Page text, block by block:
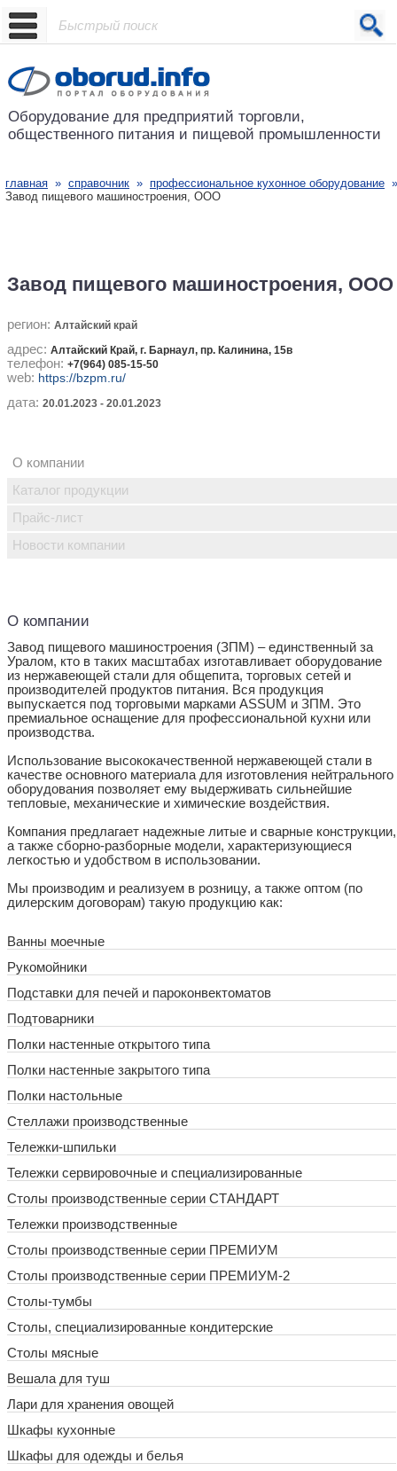
Проект основан в 2001 году
Оборудование для предприятий торговли,
общественного питания и пищевой промышленности
главная » справочник » профессиональное кухонное оборудование
Завод пищевого машиностроения, ООО
Завод пищевого машиностроения, ООО
регион: Алтайский край
адрес: Алтайский Край, г. Барнаул, пр. Калинина, 15в
телефон: +7(964) 085-15-50
web: https://bzpm.ru/
дата: 20.01.2023 - 20.01.2023
О компании
О компании
Завод пищевого машиностроения (ЗПМ) – единственный за
Уралом, кто в таких масштабах изготавливает оборудование
из нержавеющей стали для общепита, торговых сетей и
производителей продуктов питания. Вся продукция
выпускается под торговыми марками ASSUM и ЗПМ. Это
премиальное оснащение для профессиональной кухни или
производства.
Использование высококачественной нержавеющей стали в
качестве основного материала для изготовления нейтрального
оборудования позволяет ему выдерживать сильнейшие
тепловые, механические и химические воздействия.
Компания предлагает надежные литые и сварные конструкции,
а также сборно-разборные модели, характеризующиеся
легкостью и удобством в использовании.
Мы производим и реализуем в розницу, а также оптом (по
дилерским договорам) такую продукцию как:
Ванны моечные
Рукомойники
Подставки для печей и пароконвектоматов
Подтоварники
Полки настенные открытого типа
Полки настенные закрытого типа
Полки настольные
Стеллажи производственные
Тележки-шпильки
Тележки сервировочные и специализированные
Столы производственные серии СТАНДАРТ
Тележки производственные
Столы производственные серии ПРЕМИУМ
Столы производственные серии ПРЕМИУМ-2
Столы-тумбы
Столы, специализированные кондитерские
Столы мясные
Вешала для туш
Лари для хранения овощей
Шкафы кухонные
Шкафы для одежды и белья
Каталог продукции
Прайс-лист
Новости компании